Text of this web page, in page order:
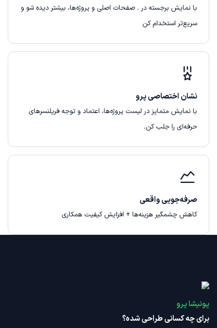
با نمایش برجسته در . صفحات اصلی و پروژه‌ها، بیشتر دیده شو و
سریع‌تر استخدام کن
نشان اختصاصی پرو
با نمایش متمایز در لیست پروژه‌ها، اعتماد و توجه فریلنسرهای
حرفه‌ای را جلب کن.
صرفه‌جویی واقعی
کاهش چشمگیر هزینه‌ها + افزایش کیفیت همکاری
پونیشا پرو
برای چه کسانی طراحی شده؟